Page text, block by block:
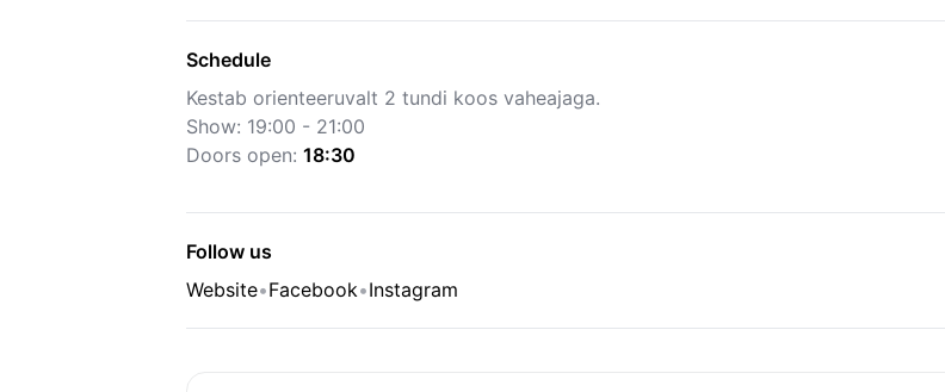
Schedule
Kestab orienteeruvalt 2 tundi koos vaheajaga.
Show: 19:00 - 21:00
Doors open: 18:30
Follow us
Website•Facebook•Instagram